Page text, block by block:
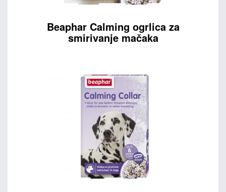
Beaphar Calming ogrlica za
smirivanje mačaka